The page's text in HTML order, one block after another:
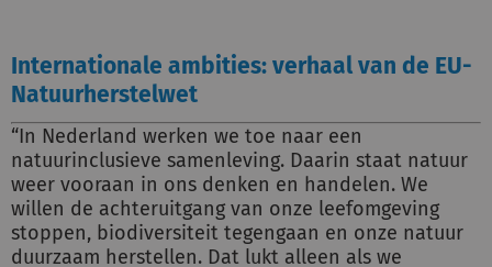
Internationale ambities: verhaal van de EU-
Natuurherstelwet
“In Nederland werken we toe naar een
natuurinclusieve samenleving. Daarin staat natuur
weer vooraan in ons denken en handelen. We
willen de achteruitgang van onze leefomgeving
stoppen, biodiversiteit tegengaan en onze natuur
duurzaam herstellen. Dat lukt alleen als we